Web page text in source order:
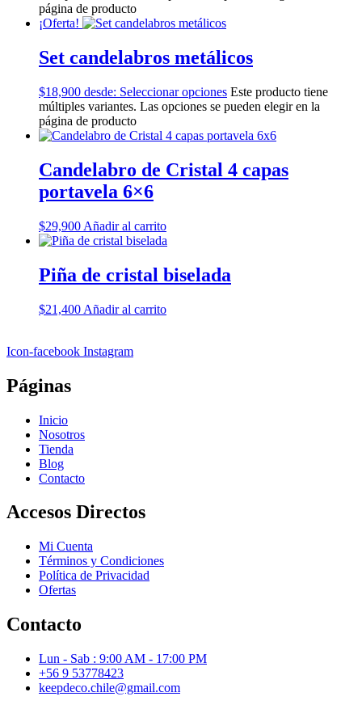
página de producto
¡Oferta!
Set candelabros metálicos
$18,900 desde: Seleccionar opciones Este producto tiene
múltiples variantes. Las opciones se pueden elegir en la
página de producto
Candelabro de Cristal 4 capas
portavela 6×6
$29,900 Añadir al carrito
Piña de cristal biselada
$21,400 Añadir al carrito
Icon-facebook Instagram
Páginas
Inicio
Nosotros
Tienda
Blog
Contacto
Accesos Directos
Mi Cuenta
Términos y Condiciones
Política de Privacidad
Ofertas
Contacto
Lun - Sab : 9:00 AM - 17:00 PM
+56 9 53778423
keepdeco.chile@gmail.com